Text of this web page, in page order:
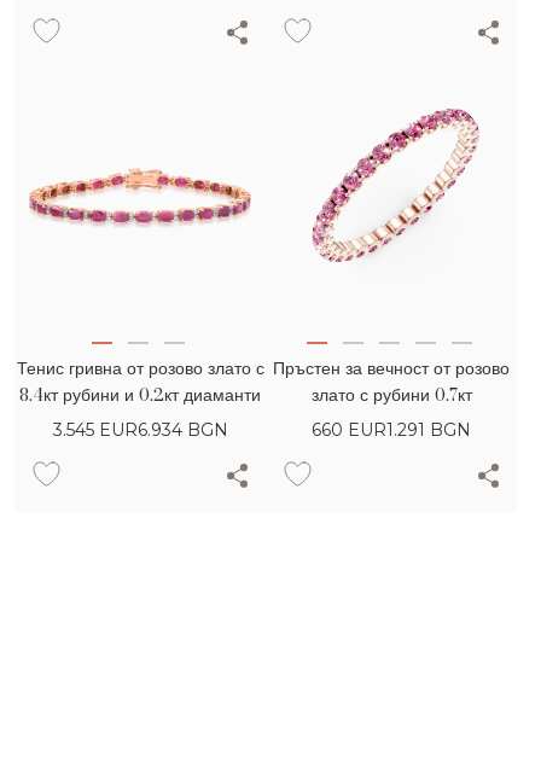
Тенис гривна от розово злато с
8.4кт рубини и 0.2кт диаманти
3.545 EUR6.934 BGN
Пръстен за вечност от розово
злато с рубини 0.7кт
660 EUR1.291 BGN